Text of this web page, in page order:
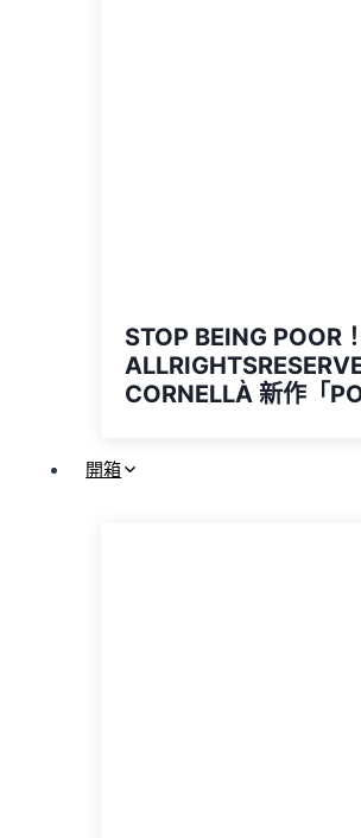
STOP BEING POOR！
CORNELLÀ 新作「
開箱